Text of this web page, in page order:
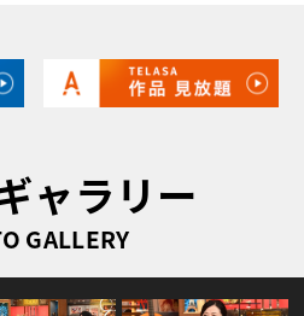
ャラリー
GALLERY